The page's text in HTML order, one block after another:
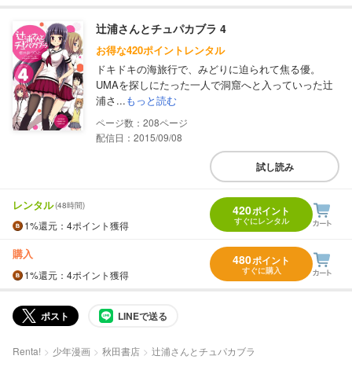
辻浦さんとチュパカブラ 4
お得な420ポイントレンタル
ドキドキの海旅行で、みどりに迫られて焦る優。
UMAを探しにたった一人で洞窟へと入っていった辻
浦さ...もっと読む
208
配信日：2015/09/08
試し読み
レンタル(48時間)
1%還元 ：4ポイント獲得
420ポイント
すぐにレンタル
購入
1%還元 ：4ポイント獲得
480ポイント
すぐに購入
ポスト LINEで送る
Renta! 少年漫画 秋田書店 辻浦さんとチュパカブラ